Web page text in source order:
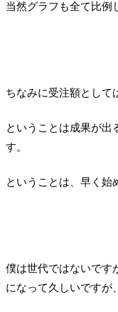
当然グラフも全て比例
ちなみに受注額として
ということは成果が出
す。
ということは、早く始
僕は世代ではないです
になって久しいですが